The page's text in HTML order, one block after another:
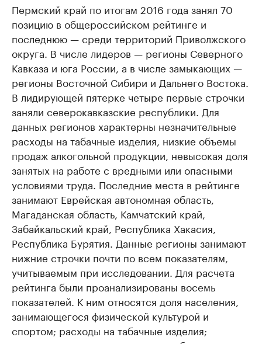
Пермский край по итогам 2016 года занял 70
позицию в общероссийском рейтинге и
последнюю — среди территорий Приволжского
округа. В числе лидеров — регионы Северного
Кавказа и юга России, а в числе замыкающих —
регионы Восточной Сибири и Дальнего Востока.
В лидирующей пятерке четыре первые строчки
заняли северокавказские республики. Для
данных регионов характерны незначительные
расходы на табачные изделия, низкие объемы
продаж алкогольной продукции, невысокая доля
занятых на работе с вредными или опасными
условиями труда. Последние места в рейтинге
занимают Еврейская автономная область,
Магаданская область, Камчатский край,
Забайкальский край, Республика Хакасия,
Республика Бурятия. Данные регионы занимают
нижние строчки почти по всем показателям,
учитываемым при исследовании. Для расчета
рейтинга были проанализированы восемь
показателей. К ним относятся доля населения,
занимающегося физической культурой и
спортом; расходы на табачные изделия;